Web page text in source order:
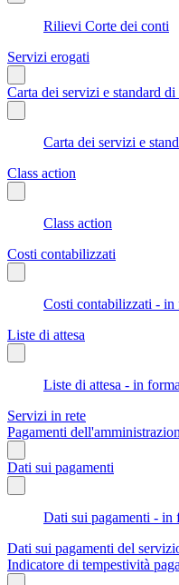
Rilievi Corte dei conti
Servizi erogati
Carta dei servizi e standard di
Carta dei servizi e
Class action
Class action
Costi contabilizzati
Costi contabilizzati - in
Liste di attesa
Liste di attesa - in
Servizi in rete
Pagamenti
Dati sui pagamenti
Dati sui pagamenti - in
Dati sui pagamenti del
Indicatore di tempestività